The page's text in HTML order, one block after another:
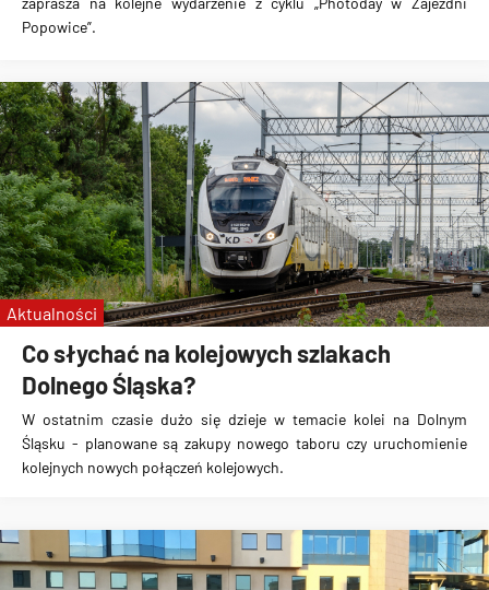
Popowice”.
Co słychać na kolejowych szlakach
Dolnego Śląska?
W ostatnim czasie dużo się dzieje w temacie kolei na Dolnym
Śląsku - planowane są zakupy nowego taboru czy uruchomienie
kolejnych nowych połączeń kolejowych.
Aktualności